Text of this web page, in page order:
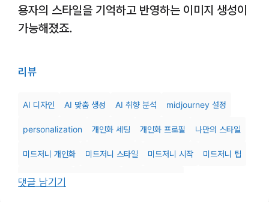
용자의 스타일을 기억하고 반영하는 이미지 생성이
가능해졌죠.
리뷰
AI 디자인 AI 맞춤 생성 AI 취향 분석 midjourney 설정
personalization 개인화 세팅 개인화 프로필 나만의 스타일
미드저니 개인화 미드저니 스타일 미드저니 시작 미드저니 팁
미드저니 평가
댓글 남기기